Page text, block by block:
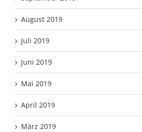
August 2019
Juli 2019
Juni 2019
Mai 2019
April 2019
März 2019